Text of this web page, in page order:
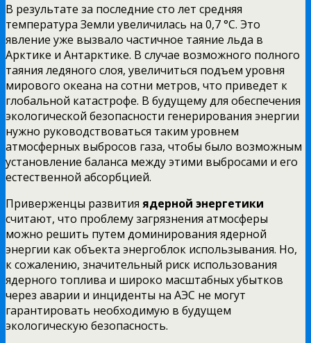
В результате за последние сто лет средняя
температура Земли увеличилась на 0,7 °С. Это
явление уже вызвало частичное таяние льда в
Арктике и Антарктике. В случае возможного полного
таяния ледяного слоя, увеличиться подъем уровня
мирового океана на сотни метров, что приведет к
глобальной катастрофе. В будущему для обеспечения
экологической безопасности генерирования энергии
нужно руководствоваться таким уровнем
атмосферных выбросов газа, чтобы было возможным
установление баланса между этими выбросами и его
естественной абсорбцией.
Приверженцы развития ядерной энергетики
считают, что проблему загрязнения атмосферы
можно решить путем доминирования ядерной
энергии как объекта энергоблок использывания. Но,
к сожалению, значительный риск использования
ядерного топлива и широко масштабных убытков
через аварии и инциденты на АЭС не могут
гарантировать необходимую в будущем
экологическую безопасность.